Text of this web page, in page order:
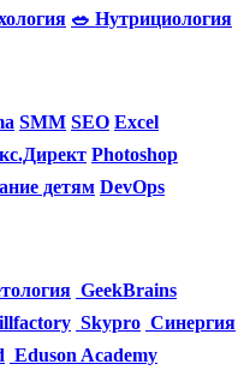
🥗 Нутрициология
SMM SEO Excel
Photoshop
детям DevOps
GeekBrains
Skypro Синергия
Eduson Academy